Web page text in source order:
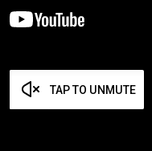
TAP TO UNMUTE